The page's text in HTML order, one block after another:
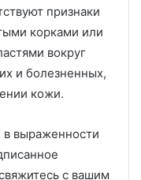
признаки
корками или
вокруг
и болезненных,
кожи.
выраженности
с вашим